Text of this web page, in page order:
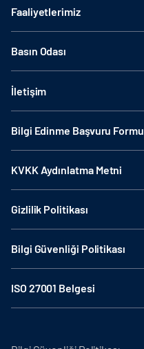
Faaliyetlerimiz
Basın Odası
İletişim
Bilgi Edinme Başvuru Formu
KVKK Aydınlatma Metni
Gizlilik Politikası
Bilgi Güvenliği Politikası
ISO 27001 Belgesi